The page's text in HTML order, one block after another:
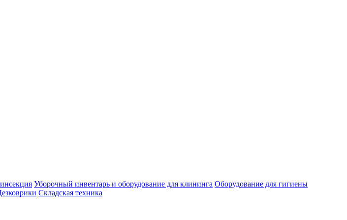
Уборочный инвентарь и оборудование для клининга Оборудование для гигиены
Складская техника